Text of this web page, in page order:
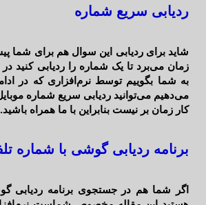
ردیابی سریع شماره
شاید برای ردیابی این سوال هم برای شما
زمان می‌برد تا یک شماره را ردیابی کنید
به شما بگوییم توسط نرم‌افزاری که در
می‌دهیم می‌توانید ردیابی سریع شماره
کار زمان بر نیست بنابراین با ما همراه باشید.
برنامه ردیابی گوشی با شماره
اگر شما هم در جستجوی برنامه ردیابی